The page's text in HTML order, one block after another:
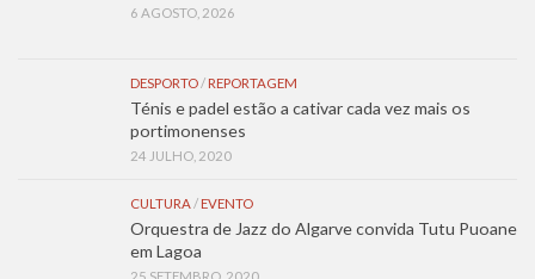
6 AGOSTO, 2026
DESPORTO/ REPORTAGEM
Ténis e padel estão a cativar cada vez mais os
portimonenses
24 JULHO, 2020
CULTURA/ EVENTO
Orquestra de Jazz do Algarve convida Tutu Puoane
em Lagoa